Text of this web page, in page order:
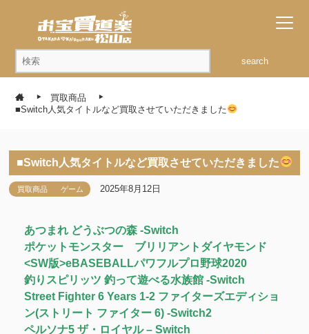
search
買取商品
■Switch人気タイトルなど買取させていただきました
■Switch人気タイトルなど買取させていただきました
買取商品 ゲーム 2025年8月12日
あつまれ どうぶつの森 -Switch
ポケットモンスター ブリリアントダイヤモンド
<SW版>eBASEBALLパワフルプロ野球2020
釣りスピリッツ 釣って遊べる水族館 -Switch
Street Fighter 6 Years 1-2 ファイターズエディショ
ン(ストリート ファイター 6) -Switch2
ペルソナ5 ザ・ロイヤル – Switch